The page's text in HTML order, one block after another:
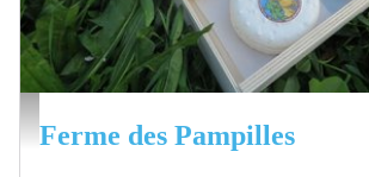
Ferme des Pampilles